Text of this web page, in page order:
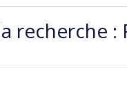
recherche